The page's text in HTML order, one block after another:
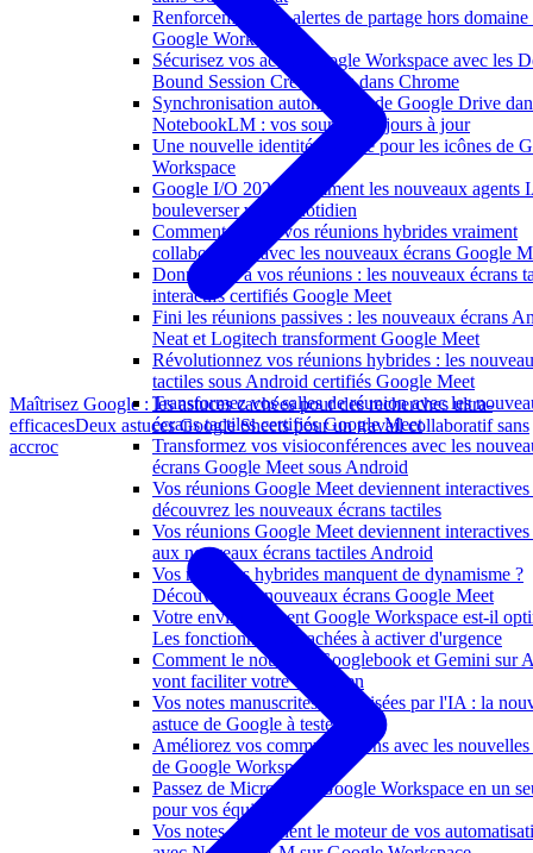
Renforcement des alertes de partage hors domaine
Google Workspace
Sécurisez vos accès Google Workspace avec les
Bound Session Credentials dans Chrome
Synchronisation automatique de Google Drive
NotebookLM : vos sources toujours à jour
Une nouvelle identité visuelle pour les icônes de
Workspace
Google I/O 2026 : comment les nouveaux agents
bouleverser votre quotidien
Comment rendre vos réunions hybrides vraiment
collaboratives avec les nouveaux écrans Google
Donnez vie à vos réunions : les nouveaux écrans
interactifs certifiés Google Meet
Fini les réunions passives : les nouveaux écrans
Neat et Logitech transforment Google Meet
Révolutionnez vos réunions hybrides : les
tactiles sous Android certifiés Google Meet
Transformez vos salles de réunion avec les
écrans tactiles certifiés Google Meet
Transformez vos visioconférences avec les
écrans Google Meet sous Android
Vos réunions Google Meet deviennent interactives
découvrez les nouveaux écrans tactiles
Vos réunions Google Meet deviennent interactives
aux nouveaux écrans tactiles Android
Vos réunions hybrides manquent de dynamisme ?
Découvrez les nouveaux écrans Google Meet
Votre environnement Google Workspace est-il
Les fonctionnalités cachées à activer d'urgence
Comment le nouveau Googlebook et Gemini sur
vont faciliter votre quotidien
Vos notes manuscrites numérisées par l'IA : la
astuce de Google à tester
Améliorez vos communications avec les nouvelles
de Google Workspace
Passez de Microsoft à Google Workspace en un
pour vos équipes
Vos notes deviennent le moteur de vos
Maîtrisez Google : les astuces cachées pour des recherches ultra-
efficacesDeux astuces Google Sheets pour un travail collaboratif sans
accroc